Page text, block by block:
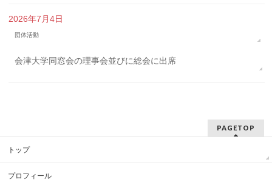
2026年7月4日
団体活動
会津大学同窓会の理事会並びに総会に出席
PAGETOP
トップ
プロフィール